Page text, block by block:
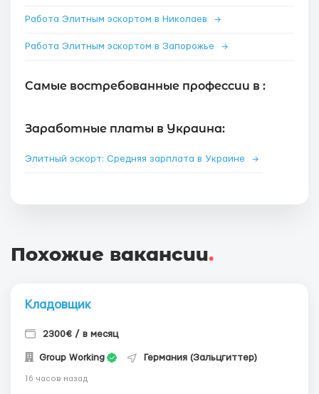
Работа Элитным эскортом в Николаев →
Работа Элитным эскортом в Запорожье →
Самые востребованные профессии в :
Заработные платы в Украина:
Элитный эскорт: Средняя зарплата в Украине →
Похожие вакансии.
Кладовщик
2300€ / в месяц
Group Working Германия (Зальцгиттер)
16 часов назад